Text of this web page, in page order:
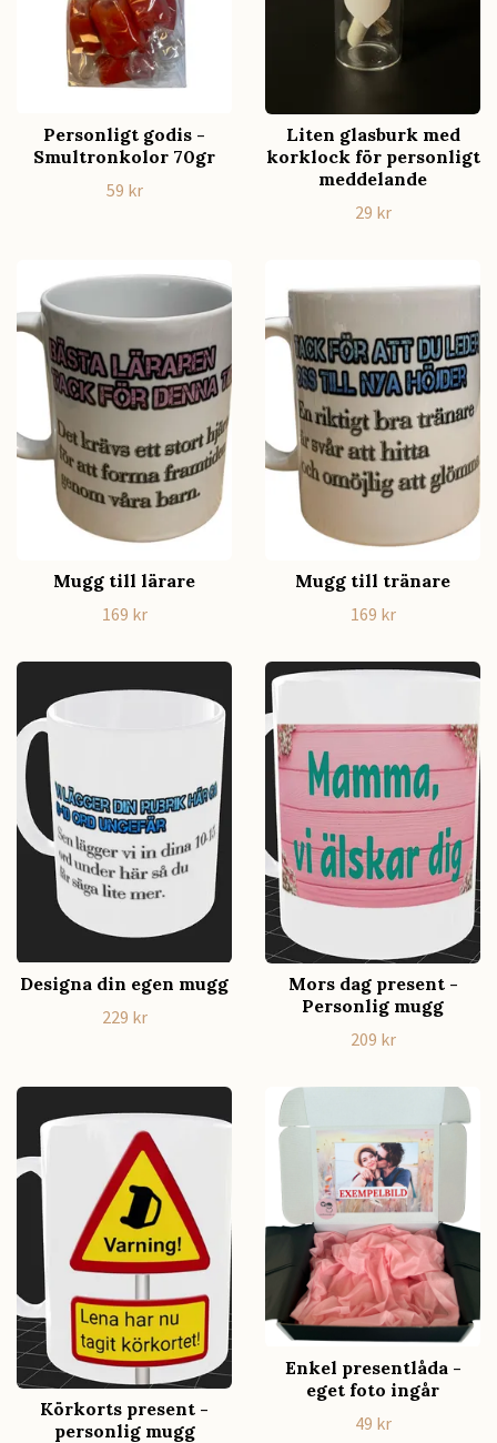
Personligt godis -
Smultronkolor 70gr
59 kr
Liten glasburk med
korklock för personligt
meddelande
29 kr
Mugg till lärare
169 kr
Mugg till tränare
169 kr
Designa din egen mugg
229 kr
Mors dag present -
Personlig mugg
209 kr
Körkorts present -
personlig mugg
Enkel presentlåda -
eget foto ingår
49 kr